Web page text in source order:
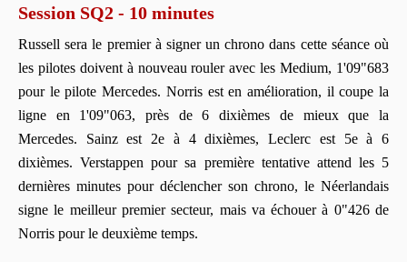
Session SQ2 - 10 minutes
Russell sera le premier à signer un chrono dans cette séance où
les pilotes doivent à nouveau rouler avec les Medium, 1'09"683
pour le pilote Mercedes. Norris est en amélioration, il coupe la
ligne en 1'09"063, près de 6 dixièmes de mieux que la
Mercedes. Sainz est 2e à 4 dixièmes, Leclerc est 5e à 6
dixièmes. Verstappen pour sa première tentative attend les 5
dernières minutes pour déclencher son chrono, le Néerlandais
signe le meilleur premier secteur, mais va échouer à 0"426 de
Norris pour le deuxième temps.